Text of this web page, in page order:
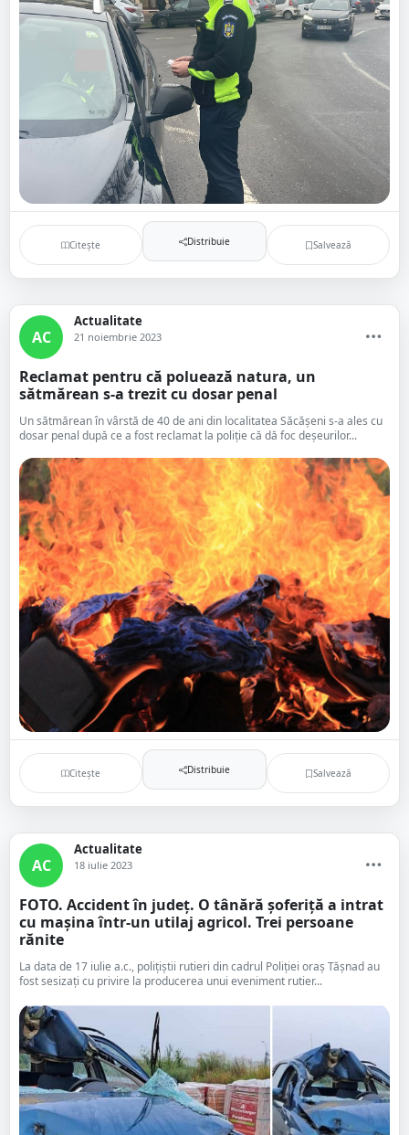
Citește Distribuie Salvează
AC
Actualitate
21 noiembrie 2023
Reclamat pentru că poluează natura, un
sătmărean s-a trezit cu dosar penal
Un sătmărean în vârstă de 40 de ani din localitatea Săcășeni s-a ales cu
dosar penal după ce a fost reclamat la poliție că dă foc deșeurilor...
Citește Distribuie Salvează
AC
Actualitate
18 iulie 2023
FOTO. Accident în județ. O tânără șoferiță a intrat
cu mașina într-un utilaj agricol. Trei persoane
rănite
La data de 17 iulie a.c., polițiștii rutieri din cadrul Poliției oraș Tășnad au
fost sesizați cu privire la producerea unui eveniment rutier...